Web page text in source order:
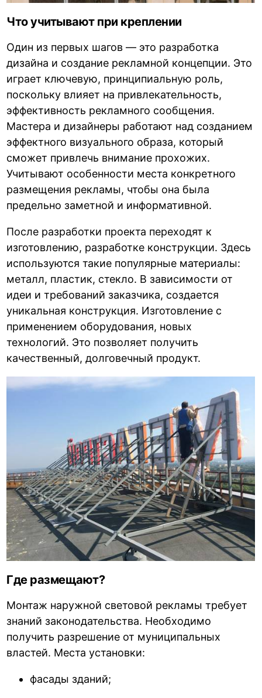
Что учитывают при креплении
Один из первых шагов — это разработка
дизайна и создание рекламной концепции. Это
играет ключевую, принципиальную роль,
поскольку влияет на привлекательность,
эффективность рекламного сообщения.
Мастера и дизайнеры работают над созданием
эффектного визуального образа, который
сможет привлечь внимание прохожих.
Учитывают особенности места конкретного
размещения рекламы, чтобы она была
предельно заметной и информативной.
После разработки проекта переходят к
изготовлению, разработке конструкции. Здесь
используются такие популярные материалы:
металл, пластик, стекло. В зависимости от
идеи и требований заказчика, создается
уникальная конструкция. Изготовление с
применением оборудования, новых
технологий. Это позволяет получить
качественный, долговечный продукт.
Где размещают?
Монтаж наружной световой рекламы требует
знаний законодательства. Необходимо
получить разрешение от муниципальных
властей. Места установки:
фасады зданий;